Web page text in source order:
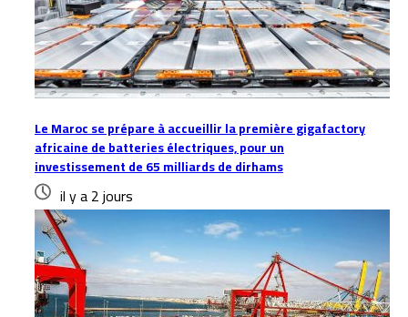
Le Maroc se prépare à accueillir la première gigafactory
africaine de batteries électriques, pour un
investissement de 65 milliards de dirhams
il y a 2 jours